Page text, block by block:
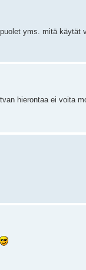
yms. mitä käytät
hierontaa ei voita